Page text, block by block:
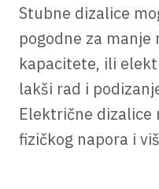
Stubne dizalice
pogodne za manje
kapacitete, ili
lakši rad i
Električne dizalice
fizičkog napora i